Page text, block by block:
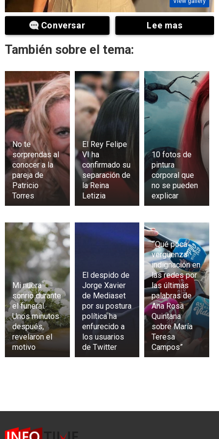
Conversar Lee mas
También sobre el tema:
No te
sorprendas al
conocer a la
pareja de
Patricio
Torres
El Rey Felipe
VI ha
confirmado su
separación de
la Reina
Letizia
10 fotos de
pintura
corporal que
no se pueden
explicar
Mi nuera
sonrió durante
el funeral.
Unos minutos
después,
revelaron el
motivo
El despido de
Jorge Xavier
de Mediaset
por su postura
política ha
enfurecido a
los usuarios
de Twitter
“‘Qué poca
vergüenza’:
indignación en
las redes por
las últimas
palabras de
Ana Rosa
Quintana
sobre María
Teresa
Campos”